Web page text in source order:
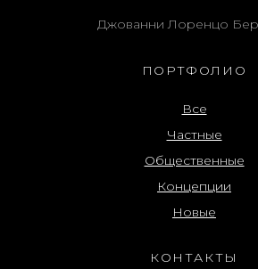
Джованни Лоренцо
ПОРТФОЛИО
Все
Частные
Общественные
Концепции
Новые
КОНТАКТЫ